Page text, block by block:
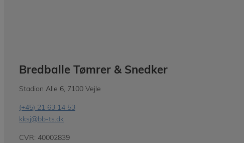
Bredballe Tømrer & Snedker
Stadion Alle 6, 7100 Vejle
(+45) 21 63 14 53
kksj@bb-ts.dk
CVR: 40002839